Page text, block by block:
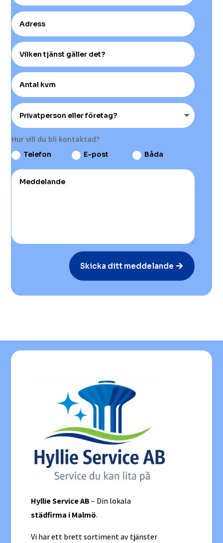
Hur vill du bli kontaktad?
Telefon E-post Båda
Skicka ditt meddelande
Hyllie Service AB– Din lokala
städfirma i Malmö.
Vi har ett brett sortiment av tjänster